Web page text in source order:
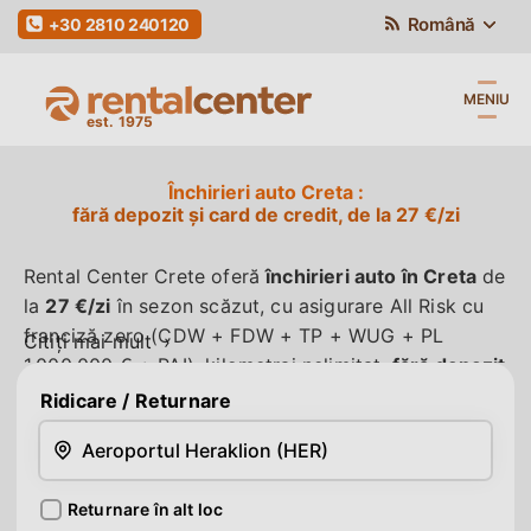
Română
+30 2810 240120
MENIU
Închirieri auto Creta
fără depozit și card de credit, de la 27 €/zi
Rental Center Crete oferăînchirieri auto în Creta de
la 27 €/zi în sezon scăzut, cu asigurare All Risk cu
franciză zero (CDW + FDW + TP + WUG + PL
1.000.000 € + PAI), kilometraj nelimitat, fără depozit
și fără card de credit, livrare gratuită la hotel, scaun
auto pentru copii și al doilea șofer inclus în preț.
Acceptăm carduri de debit Visa/Mastercard, carduri
de credit și numerar - fără blocare de fonduri, fără
costuri suplimentare la ridicare. Preluare 24/7 la
Citițimai mult
Ridicare/ Returnare
Returnare în alt loc